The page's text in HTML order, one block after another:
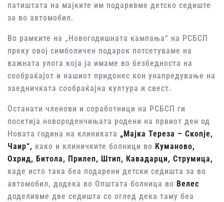
патиштата на мајките им подаривме детско седиште
за во автомобил.
Во рамките на „Новогодишната кампања“ на РСБСП
преку овој симболичен подарок потсетуваме на
важната улога која ја имаме во безбедноста на
сообраќајот и нашиот придонес кон унапредување на
заедничката сообраќајна култура и свест.
Останати членови и соработници на РСБСП ги
посетија новороденчињата родени на првиот ден од
Новата година на клиниката „Мајка Тереза – Скопје,
Чаир“, како и клиничките болници во Куманово,
Охрид, Битола, Прилеп, Штип, Кавадарци, Струмица,
каде исто така беа подарени детски седишта за во
автомобил, додека во Општата болница во Велес
доделивме две седишта со оглед дека таму беа